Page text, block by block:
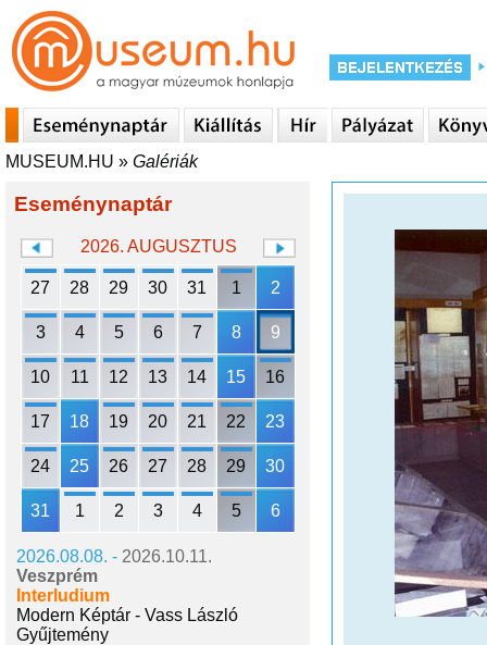
MUSEUM.HU » Galériák
Eseménynaptár
2026. AUGUSZTUS
27 28 29 30 31 1 2
3 4 5 6 7 8 9
10 11 12 13 14 15 16
17 18 19 20 21 22 23
24 25 26 27 28 29 30
31 1 2 3 4 5 6
2026.08.08. - 2026.10.11.
Veszprém
Interludium
Modern Képtár - Vass László
Gyűjtemény